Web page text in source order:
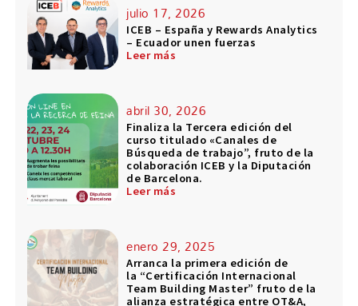
julio 17, 2026
ICEB – España y Rewards Analytics
– Ecuador unen fuerzas
Leer más
abril 30, 2026
Finaliza la Tercera edición del
curso titulado «Canales de
Búsqueda de trabajo”, fruto de la
colaboración ICEB y la Diputación
de Barcelona.
Leer más
enero 29, 2025
Arranca la primera edición de
la “Certificación Internacional
Team Building Master” fruto de la
alianza estratégica entre OT&A,